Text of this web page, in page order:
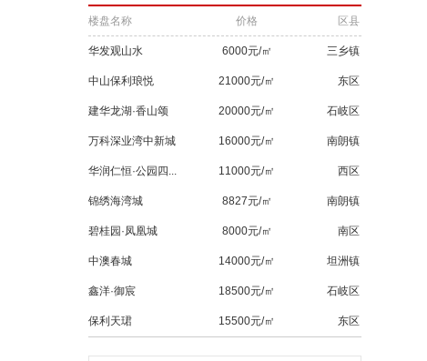
楼盘名称 价格 区县
华发观山水 6000元/㎡ 三乡镇
中山保利琅悦 21000元/㎡ 东区
建华龙湖·香山颂 20000元/㎡ 石岐区
万科深业湾中新城 16000元/㎡ 南朗镇
华润仁恒·公园四... 11000元/㎡ 西区
锦绣海湾城 8827元/㎡ 南朗镇
碧桂园·凤凰城 8000元/㎡ 南区
中澳春城 14000元/㎡ 坦洲镇
鑫洋·御宸 18500元/㎡ 石岐区
保利天珺 15500元/㎡ 东区